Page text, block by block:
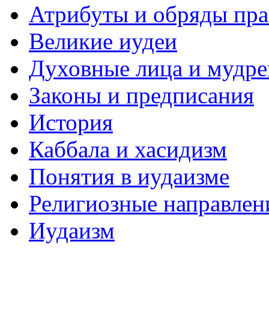
Атрибуты и обряды
Великие иудеи
Духовные лица и
Законы и предписания
История
Каббала и хасидизм
Понятия в иудаизме
Религиозные
Иудаизм